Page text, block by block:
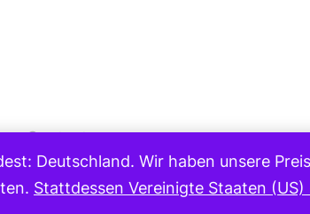
ContactMedium
Deutschland. Wir haben unsere
Stattdessen Vereinigte Staaten